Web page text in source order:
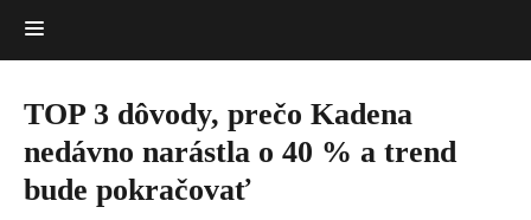
TOP 3 dôvody, prečo Kadena
nedávno narástla o 40 % a trend
bude pokračovať